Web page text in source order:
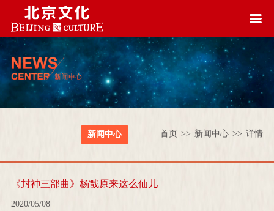
新闻中心 首页 >> 新闻中心 >> 详情
《封神三部曲》杨戬原来这么仙儿
2020/05/08